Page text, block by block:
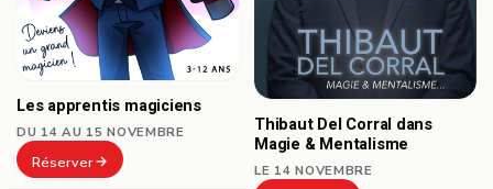
Les apprentis magiciens
DU 14 AU 15 NOVEMBRE
Réserver
Thibaut Del Corral dans
Magie & Mentalisme
LE 14 NOVEMBRE